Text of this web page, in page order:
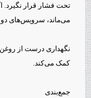
تحت فشار قرار نگیرد.
می‌ماند، سرویس‌های
نگهداری درست از روغن
کمک می‌کند.
جمع‌بندی